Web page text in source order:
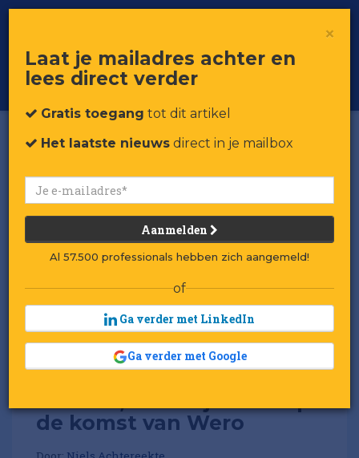
Voor professionals in retail & brands
Toggle
de komst van Wero
×
Laat je mailadres achter en
lees direct verder
Gratis toegang tot dit artikel
Het laatste nieuws direct in je mailbox
Aanmelden
Al 57.500 professionals hebben zich aangemeld!
of
Ga verder met LinkedIn
Ga verder met Google